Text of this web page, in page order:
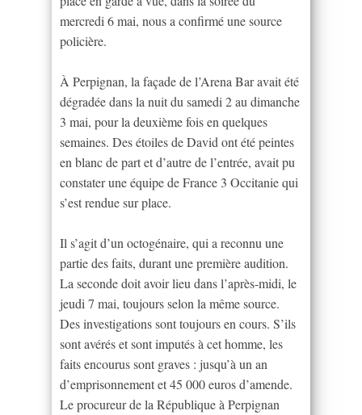
mercredi 6 mai, nous a confirmé une source
policière.
À Perpignan, la façade de l’Arena Bar avait été
dégradée dans la nuit du samedi 2 au dimanche
3 mai, pour la deuxième fois en quelques
semaines. Des étoiles de David ont été peintes
en blanc de part et d’autre de l’entrée, avait pu
constater une équipe de France 3 Occitanie qui
s’est rendue sur place.
Il s’agit d’un octogénaire, qui a reconnu une
partie des faits, durant une première audition.
La seconde doit avoir lieu dans l’après-midi, le
jeudi 7 mai, toujours selon la même source.
Des investigations sont toujours en cours. S’ils
sont avérés et sont imputés à cet homme, les
faits encourus sont graves : jusqu’à un an
d’emprisonnement et 45 000 euros d’amende.
Le procureur de la République à Perpignan